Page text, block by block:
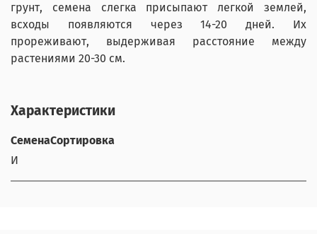
грунт, семена слегка присыпают легкой землей,
всходы появляются через 14-20 дней. Их
прореживают, выдерживая расстояние между
растениями 20-30 см.
Характеристики
СеменаСортировка
И